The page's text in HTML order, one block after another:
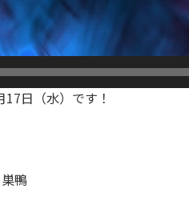
日（水）です！
鴨